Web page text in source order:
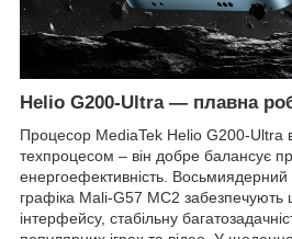
Helio G200-Ultra — плавна
Процесор MediaTek Helio G200-Ultra
техпроцесом – він добре балансує
енергоефективність.
графіка Mali-G57 MC2 забезпечують
інтерфейсу, стабільну